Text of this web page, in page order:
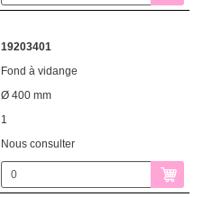
19203401
Fond à vidange
Ø 400 mm
1
Nous consulter